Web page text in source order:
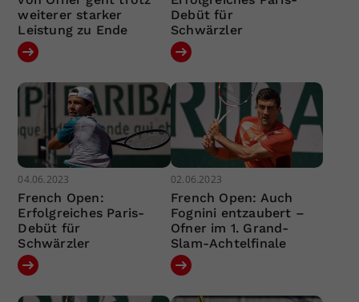
weiterer starker
Leistung zu Ende
Debüt für
Schwärzler
04.06.2023
French Open:
Erfolgreiches Paris-
Debüt für
Schwärzler
02.06.2023
French Open: Auch
Fognini entzaubert –
Ofner im 1. Grand-
Slam-Achtelfinale